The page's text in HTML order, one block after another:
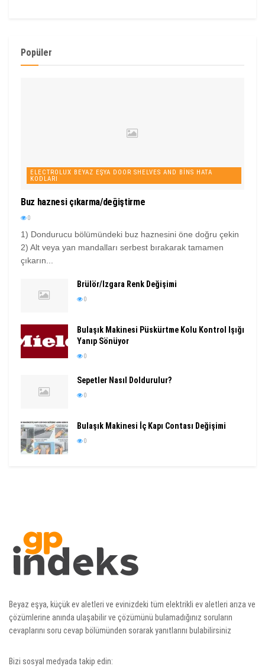
Popüler
ELECTROLUX BEYAZ EŞYA DOOR SHELVES AND BINS HATA
KODLARI
Buz haznesi çıkarma/değiştirme
0
1) Dondurucu bölümündeki buz haznesini öne doğru çekin
2) Alt veya yan mandalları serbest bırakarak tamamen
çıkarın...
Brülör/Izgara Renk Değişimi
0
Bulaşık Makinesi Püskürtme Kolu Kontrol Işığı
Yanıp Sönüyor
0
Sepetler Nasıl Doldurulur?
0
Bulaşık Makinesi İç Kapı Contası Değişimi
0
Beyaz eşya, küçük ev aletleri ve evinizdeki tüm elektrikli ev aletleri arıza ve
çözümlerine anında ulaşabilir ve çözümünü bulamadığınız soruların
cevaplarını soru cevap bölümünden sorarak yanıtlarını bulabilirsiniz
Bizi sosyal medyada takip edin: